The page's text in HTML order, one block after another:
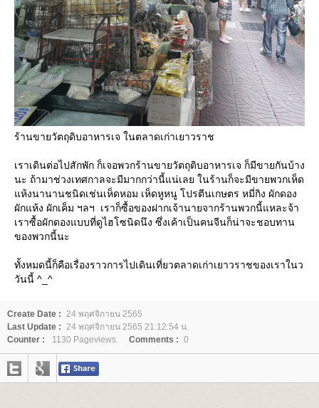
ร้านขายวัตถุดิบอาหารเจ ในตลาดเก่าเยาวราช
เราเดินต่อไปสักพัก ก็เจอพวกร้านขายวัตถุดิบอาหารเจ ก็มีขายกันบ้าง
นะ ถ้ามาช่วงเทศกาลจะมีมากกว่านี้แน่เลย ในร้านก็จะมีขายพวกเห็ด
ห้งนานานชนิดเช่นเห็ดหอม เห็ดหูหนู โปรตีนเกษตร หมี่กิง ผักดอง
ผักแห้ง ผักเค็ม ฯลฯ เราก็ซื้อของฝากเจ้านายจากร้านพวกนี้แหละจ้า
เราซื้อผักดองแบบที่ดูไฮโซนิดนึง ซึ่งเค้าเป็นคนจีนก็น่าจะชอบทาน
ของพวกนี้นะ
ทั้งหมดนี้ก็คือเรื่องราวการไปเดินเที่ยวตลาดเก่าเยาวราชของเราในว
วันนี้ ^_^
Create Date : 24 พฤศจิกายน 2565
Last Update : 24 พฤศจิกายน 2565 21:12:54 น.
Counter :
1130 Pageviews. Comments : 0